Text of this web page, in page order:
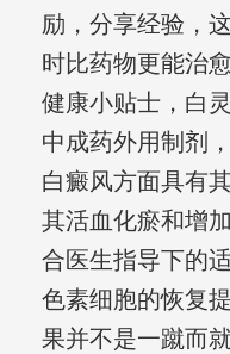
励，分享经验，
时比药物更能治愈
健康小贴士，白
中成药外用制剂
白癜风方面具有
其活血化瘀和增
合医生指导下的
色素细胞的恢复
果并不是一蹴而